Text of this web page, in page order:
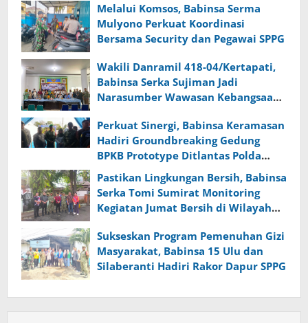
Melalui Komsos, Babinsa Serma
Mulyono Perkuat Koordinasi
Bersama Security dan Pegawai SPPG
Wakili Danramil 418-04/Kertapati,
Babinsa Serka Sujiman Jadi
Narasumber Wawasan Kebangsaan
Perkuat Sinergi, Babinsa Keramasan
Hadiri Groundbreaking Gedung
BPKB Prototype Ditlantas Polda
Sumsel
Pastikan Lingkungan Bersih, Babinsa
Serka Tomi Sumirat Monitoring
Kegiatan Jumat Bersih di Wilayah
Sukseskan Program Pemenuhan Gizi
Masyarakat, Babinsa 15 Ulu dan
Silaberanti Hadiri Rakor Dapur SPPG